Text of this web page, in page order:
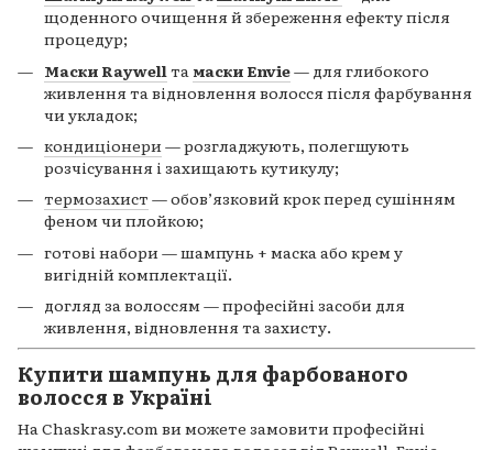
щоденного очищення й збереження ефекту після
процедур;
Маски Raywell та маски Envie— для глибокого
живлення та відновлення волосся після фарбування
чи укладок;
кондиціонери — розгладжують, полегшують
розчісування і захищають кутикулу;
термозахист — обов’язковий крок перед сушінням
феном чи плойкою;
готові набори — шампунь + маска або крем у
вигідній комплектації.
догляд за волоссям — професійні засоби для
живлення, відновлення та захисту.
Купити шампунь для фарбованого
волосся в Україні
На Chaskrasy.com ви можете замовити професійні